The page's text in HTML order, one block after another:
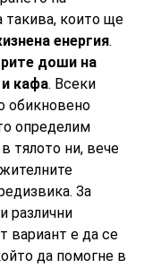
такива, които ще
енергия.
доши на
и кафа. Всеки
обикновено
определим
тялото ни, вече
За
различни
вариант е да се
да помогне в